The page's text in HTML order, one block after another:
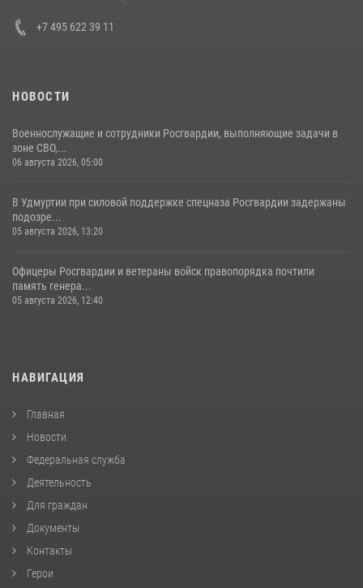
+7 495 622 39 11
НОВОСТИ
Военнослужащие и сотрудники Росгвардии, выполняющие задачи в
зоне СВО,...
06 августа 2026, 05:00
В Удмуртии при силовой поддержке спецназа Росгвардии задержаны
подозре...
05 августа 2026, 13:20
Офицеры Росгвардии и ветераны войск правопорядка почтили
память генера...
05 августа 2026, 12:40
НАВИГАЦИЯ
Главная
Новости
Федеральная служба
Деятельность
Для граждан
Документы
Контакты
Герои